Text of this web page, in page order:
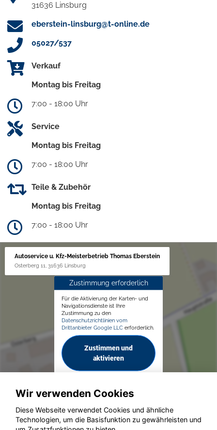
31636 Linsburg
eberstein-linsburg@t-online.de
05027/537
Verkauf
Montag bis Freitag
7:00 - 18:00 Uhr
Service
Montag bis Freitag
7:00 - 18:00 Uhr
Teile & Zubehör
Montag bis Freitag
7:00 - 18:00 Uhr
Autoservice u. Kfz-Meisterbetrieb Thomas Eberstein
Osterberg 11, 31636 Linsburg
Zustimmung erforderlich
Für die Aktivierung der Karten- und
Navigationsdienste ist Ihre
Zustimmung zu den
Datenschutzrichtlinien vom
Drittanbieter Google LLC erforderlich.
Zustimmen und
aktivieren
Wir verwenden Cookies
Diese Webseite verwendet Cookies und ähnliche
Technologien, um die Basisfunktion zu gewährleisten und